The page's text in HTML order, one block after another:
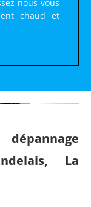
nous vous
chaud et
La